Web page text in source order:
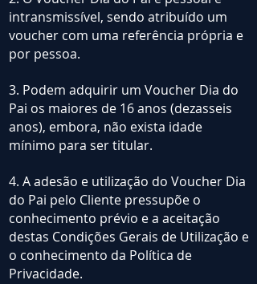
intransmissível, sendo atribuído um
voucher com uma referência própria e
por pessoa.
3. Podem adquirir um Voucher Dia do
Pai os maiores de 16 anos (dezasseis
anos), embora, não exista idade
mínimo para ser titular.
4. A adesão e utilização do Voucher Dia
do Pai pelo Cliente pressupõe o
conhecimento prévio e a aceitação
destas Condições Gerais de Utilização e
o conhecimento da Política de
Privacidade.